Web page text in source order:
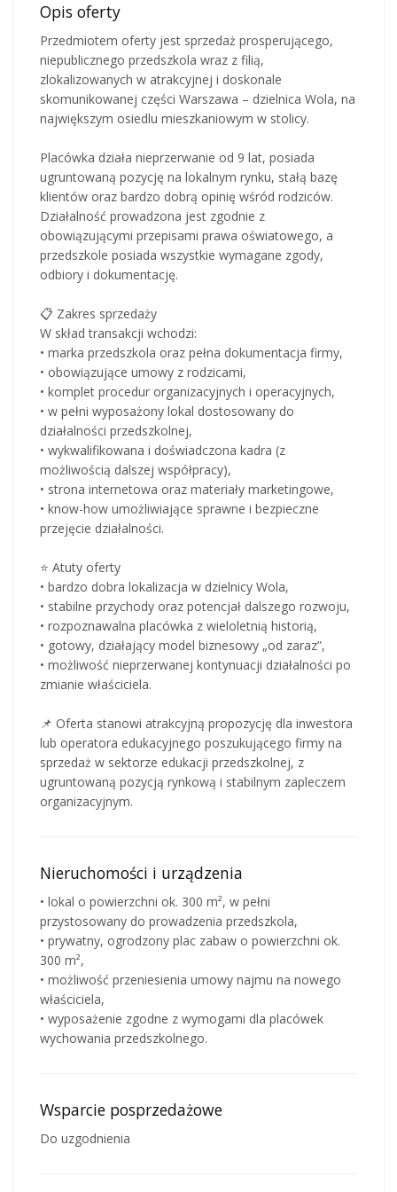
Opis oferty
Przedmiotem oferty jest sprzedaż prosperującego,
niepublicznego przedszkola wraz z filią,
zlokalizowanych w atrakcyjnej i doskonale
skomunikowanej części Warszawa – dzielnica Wola, na
największym osiedlu mieszkaniowym w stolicy.
Placówka działa nieprzerwanie od 9 lat, posiada
ugruntowaną pozycję na lokalnym rynku, stałą bazę
klientów oraz bardzo dobrą opinię wśród rodziców.
Działalność prowadzona jest zgodnie z
obowiązującymi przepisami prawa oświatowego, a
przedszkole posiada wszystkie wymagane zgody,
odbiory i dokumentację.
📋 Zakres sprzedaży
W skład transakcji wchodzi:
• marka przedszkola oraz pełna dokumentacja firmy,
• obowiązujące umowy z rodzicami,
• komplet procedur organizacyjnych i operacyjnych,
• w pełni wyposażony lokal dostosowany do
działalności przedszkolnej,
• wykwalifikowana i doświadczona kadra (z
możliwością dalszej współpracy),
• strona internetowa oraz materiały marketingowe,
• know-how umożliwiające sprawne i bezpieczne
przejęcie działalności.
⭐ Atuty oferty
• bardzo dobra lokalizacja w dzielnicy Wola,
• stabilne przychody oraz potencjał dalszego rozwoju,
• rozpoznawalna placówka z wieloletnią historią,
• gotowy, działający model biznesowy „od zaraz”,
• możliwość nieprzerwanej kontynuacji działalności po
zmianie właściciela.
📌 Oferta stanowi atrakcyjną propozycję dla inwestora
lub operatora edukacyjnego poszukującego firmy na
sprzedaż w sektorze edukacji przedszkolnej, z
ugruntowaną pozycją rynkową i stabilnym zapleczem
organizacyjnym.
Nieruchomości i urządzenia
• lokal o powierzchni ok. 300 m², w pełni
przystosowany do prowadzenia przedszkola,
• prywatny, ogrodzony plac zabaw o powierzchni ok.
300 m²,
• możliwość przeniesienia umowy najmu na nowego
właściciela,
• wyposażenie zgodne z wymogami dla placówek
wychowania przedszkolnego.
Wsparcie posprzedażowe
Do uzgodnienia